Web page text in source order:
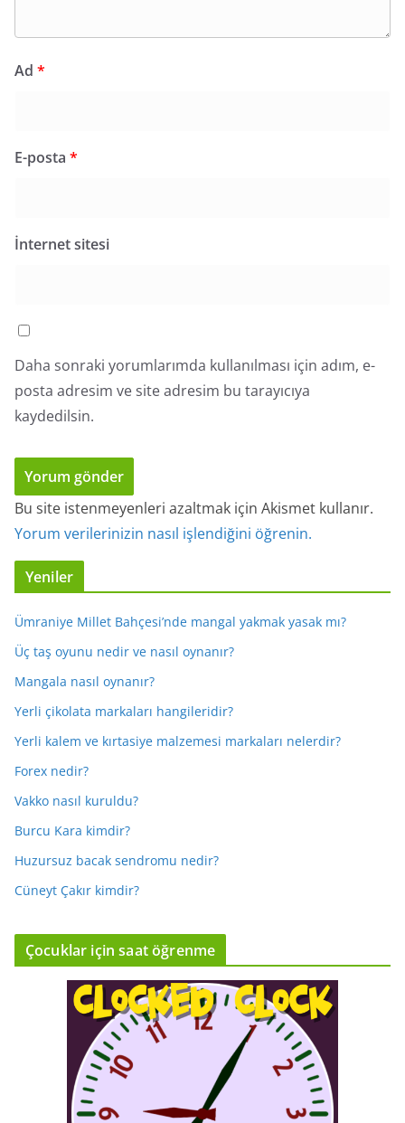
Ad *
E-posta *
İnternet sitesi
Daha sonraki yorumlarımda kullanılması için adım, e-
posta adresim ve site adresim bu tarayıcıya
kaydedilsin.
Bu site istenmeyenleri azaltmak için Akismet kullanır.
Yorum verilerinizin nasıl işlendiğini öğrenin.
Yeniler
Ümraniye Millet Bahçesi’nde mangal yakmak yasak mı?
Üç taş oyunu nedir ve nasıl oynanır?
Mangala nasıl oynanır?
Yerli çikolata markaları hangileridir?
Yerli kalem ve kırtasiye malzemesi markaları nelerdir?
Forex nedir?
Vakko nasıl kuruldu?
Burcu Kara kimdir?
Huzursuz bacak sendromu nedir?
Cüneyt Çakır kimdir?
Çocuklar için saat öğrenme